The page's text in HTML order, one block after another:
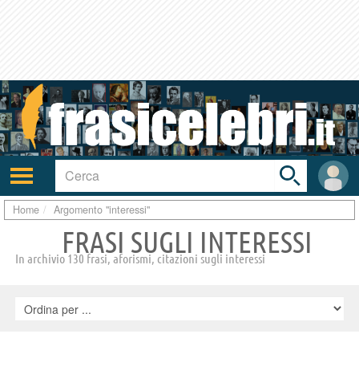
Attiva/disattiva
navigazione
User
area
Toggle
search
bar
Home Argomento "interessi"
FRASI SUGLI INTERESSI
In archivio 130 frasi, aforismi, citazioni sugli interessi